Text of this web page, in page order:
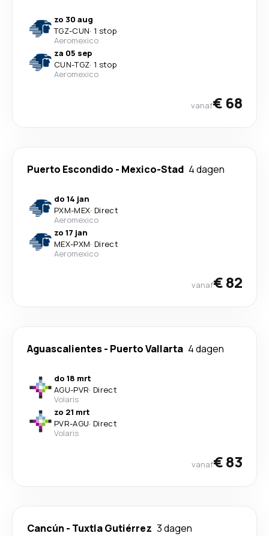
zo 30 aug
TGZ-CUN· 1 stop
Aeromexico
za 05 sep
CUN-TGZ· 1 stop
Aeromexico
vanaf€ 68
Puerto Escondido - Mexico-Stad 4 dagen
do 14 jan
PXM-MEX· Direct
Aeromexico
zo 17 jan
MEX-PXM· Direct
Aeromexico
vanaf€ 82
Aguascalientes- Puerto Vallarta 4 dagen
do 18 mrt
AGU-PVR· Direct
Volaris
zo 21 mrt
PVR-AGU· Direct
Volaris
vanaf€ 83
Cancún - Tuxtla Gutiérrez 3 dagen